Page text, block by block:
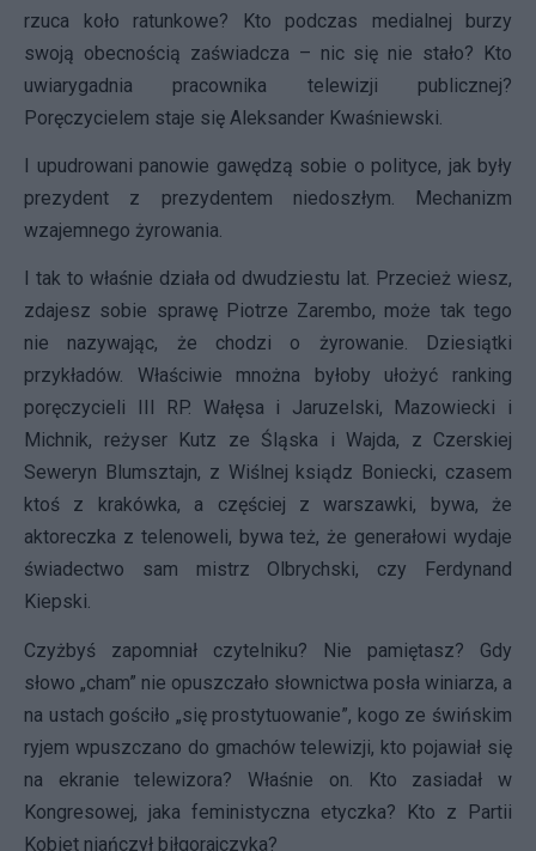
rzuca koło ratunkowe? Kto podczas medialnej burzy
swoją obecnością zaświadcza – nic się nie stało? Kto
uwiarygadnia pracownika telewizji publicznej?
Poręczycielem staje się Aleksander Kwaśniewski.
I upudrowani panowie gawędzą sobie o polityce, jak były
prezydent z prezydentem niedoszłym. Mechanizm
wzajemnego żyrowania.
I tak to właśnie działa od dwudziestu lat. Przecież wiesz,
zdajesz sobie sprawę Piotrze Zarembo, może tak tego
nie nazywając, że chodzi o żyrowanie. Dziesiątki
przykładów. Właściwie mnożna byłoby ułożyć ranking
poręczycieli III RP. Wałęsa i Jaruzelski, Mazowiecki i
Michnik, reżyser Kutz ze Śląska i Wajda, z Czerskiej
Seweryn Blumsztajn, z Wiślnej ksiądz Boniecki, czasem
ktoś z krakówka, a częściej z warszawki, bywa, że
aktoreczka z telenoweli, bywa też, że generałowi wydaje
świadectwo sam mistrz Olbrychski, czy Ferdynand
Kiepski.
Czyżbyś zapomniał czytelniku? Nie pamiętasz? Gdy
słowo „cham” nie opuszczało słownictwa posła winiarza, a
na ustach gościło „się prostytuowanie”, kogo ze świńskim
ryjem wpuszczano do gmachów telewizji, kto pojawiał się
na ekranie telewizora? Właśnie on. Kto zasiadał w
Kongresowej, jaka feministyczna etyczka? Kto z Partii
Kobiet niańczył biłgorajczyka?